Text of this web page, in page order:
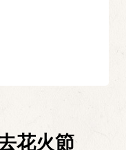
花火節